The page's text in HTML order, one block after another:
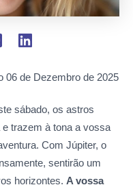
06 de Dezembro de 2025
sábado, os astros
trazem à tona a vossa
Com Júpiter, o
sentirão um
horizontes. A vossa